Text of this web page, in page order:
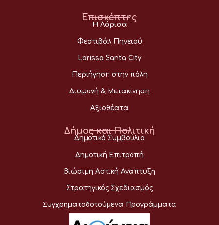
Επισκέπτης
Η Λάρισα
Φεστιβάλ Πηνειού
Larissa Santa City
Περιήγηση στην πόλη
Διαμονή & Μετακίνηση
Αξιοθέατα
Δήμος και Πολιτική
Δημοτικό Συμβούλιο
Δημοτική Επιτροπή
Βιώσιμη Αστική Ανάπτυξη
Στρατηγικός Σχεδιασμός
Συγχρηματοδοτούμενα Προγράμματα